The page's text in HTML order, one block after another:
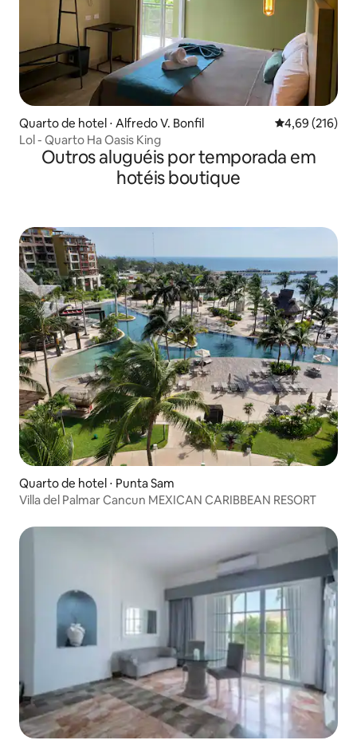
Quarto de hotel ⋅ Alfredo V. Bonfil 4,69 de uma
4,69 (216)
Lol - Quarto Ha Oasis King
Outros aluguéis por temporada em
hotéis boutique
Quarto de hotel ⋅ Punta Sam
Villa del Palmar Cancun MEXICAN CARIBBEAN RESORT